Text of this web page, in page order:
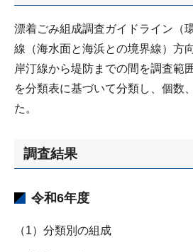
漂着ごみ組成調査ガイドライン（
線（海水面と海浜との境界線）方
岸汀線から堤防までの間を調査範
を分類表に基づいて分類し、個数
た。
調査結果
令和6年度
（1）分類別の組成